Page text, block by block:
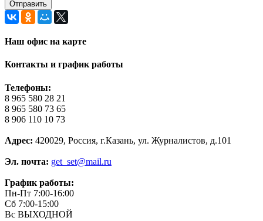
Наш офис на карте
Контакты и график работы
Телефоны:
8 965 580 28 21
8 965 580 73 65
8 906 110 10 73
Адрес: 420029, Россия, г.Казань, ул. Журналистов, д.101
Эл. почта: get_set@mail.ru
График работы:
Пн-Пт 7:00-16:00
Сб 7:00-15:00
Вс ВЫХОДНОЙ